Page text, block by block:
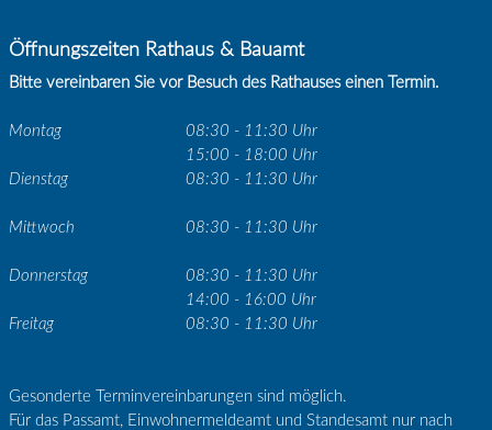
Öffnungszeiten Rathaus & Bauamt
Bitte vereinbaren Sie vor Besuch des Rathauses einen Termin.
Montag
08:30 - 11:30 Uhr
15:00 - 18:00 Uhr
Dienstag
08:30 - 11:30 Uhr
Mittwoch 08:30 - 11:30 Uhr
Donnerstag
08:30 - 11:30 Uhr
14:00 - 16:00 Uhr
Freitag
08:30 - 11:30 Uhr
Gesonderte Terminvereinbarungen sind möglich.
Für das Passamt, Einwohnermeldeamt und Standesamt nur nach